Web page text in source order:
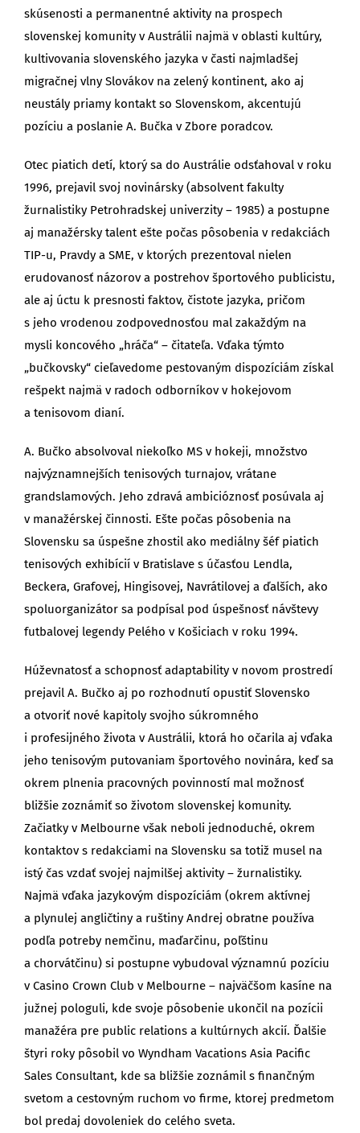
skúsenosti a permanentné aktivity na prospech
slovenskej komunity v Austrálii najmä v oblasti kultúry,
kultivovania slovenského jazyka v časti najmladšej
migračnej vlny Slovákov na zelený kontinent, ako aj
neustály priamy kontakt so Slovenskom, akcentujú
pozíciu a poslanie A. Bučka v Zbore poradcov.
Otec piatich detí, ktorý sa do Austrálie odsťahoval v roku
1996, prejavil svoj novinársky (absolvent fakulty
žurnalistiky Petrohradskej univerzity – 1985) a postupne
aj manažérsky talent ešte počas pôsobenia v redakciách
TIP-u, Pravdy a SME, v ktorých prezentoval nielen
erudovanosť názorov a postrehov športového publicistu,
ale aj úctu k presnosti faktov, čistote jazyka, pričom
s jeho vrodenou zodpovednosťou mal zakaždým na
mysli koncového „hráča“ – čitateľa. Vďaka týmto
„bučkovsky“ cieľavedome pestovaným dispozíciám získal
rešpekt najmä v radoch odborníkov v hokejovom
a tenisovom dianí.
A. Bučko absolvoval niekoľko MS v hokeji, množstvo
najvýznamnejších tenisových turnajov, vrátane
grandslamových. Jeho zdravá ambicióznosť posúvala aj
v manažérskej činnosti. Ešte počas pôsobenia na
Slovensku sa úspešne zhostil ako mediálny šéf piatich
tenisových exhibícií v Bratislave s účasťou Lendla,
Beckera, Grafovej, Hingisovej, Navrátilovej a ďalších, ako
spoluorganizátor sa podpísal pod úspešnosť návštevy
futbalovej legendy Pelého v Košiciach v roku 1994.
Húževnatosť a schopnosť adaptability v novom prostredí
prejavil A. Bučko aj po rozhodnutí opustiť Slovensko
a otvoriť nové kapitoly svojho súkromného
i profesijného života v Austrálii, ktorá ho očarila aj vďaka
jeho tenisovým putovaniam športového novinára, keď sa
okrem plnenia pracovných povinností mal možnosť
bližšie zoznámiť so životom slovenskej komunity.
Začiatky v Melbourne však neboli jednoduché, okrem
kontaktov s redakciami na Slovensku sa totiž musel na
istý čas vzdať svojej najmilšej aktivity – žurnalistiky.
Najmä vďaka jazykovým dispozíciám (okrem aktívnej
a plynulej angličtiny a ruštiny Andrej obratne používa
podľa potreby nemčinu, maďarčinu, poľštinu
a chorvátčinu) si postupne vybudoval významnú pozíciu
v Casino Crown Club v Melbourne – najväčšom kasíne na
južnej pologuli, kde svoje pôsobenie ukončil na pozícii
manažéra pre public relations a kultúrnych akcií. Ďalšie
štyri roky pôsobil vo Wyndham Vacations Asia Pacific
Sales Consultant, kde sa bližšie zoznámil s finančným
svetom a cestovným ruchom vo firme, ktorej predmetom
bol predaj dovoleniek do celého sveta.